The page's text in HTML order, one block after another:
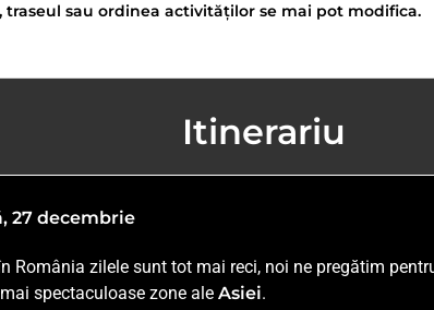
traseul sau ordinea activităților se mai pot modifica.
Itinerariu
27 decembrie
România zilele sunt tot mai reci, noi ne pregătim
spectaculoase zone ale Asiei.